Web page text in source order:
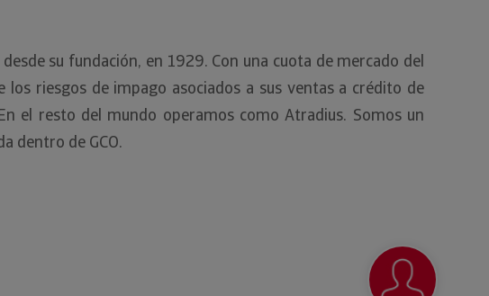
su fundación, en 1929. Con una cuota de mercado del
riesgos de impago asociados a sus ventas a crédito de
el resto del mundo operamos como Atradius. Somos un
dentro de GCO.